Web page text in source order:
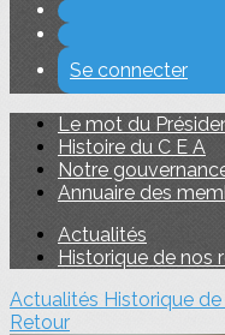
Se connecter
Le mot du
Histoire du C E A
Notre
Annuaire des
Actualités
Historique de nos
Actualités Historique de
Retour